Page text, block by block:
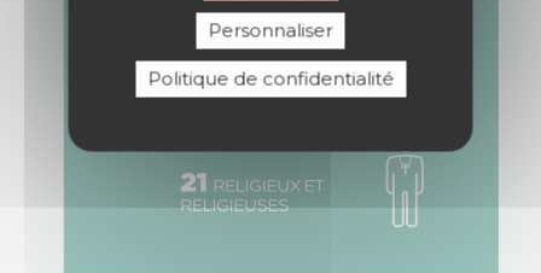
Personnaliser
Politique de confidentialité